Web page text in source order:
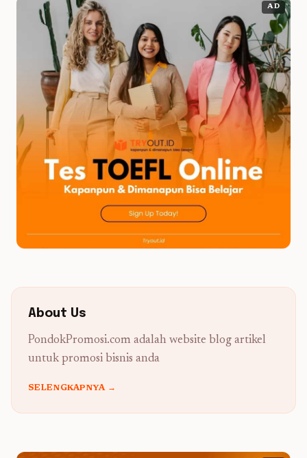
AD
About Us
PondokPromosi.com adalah website blog artikel
untuk promosi bisnis anda
SELENGKAPNYA →